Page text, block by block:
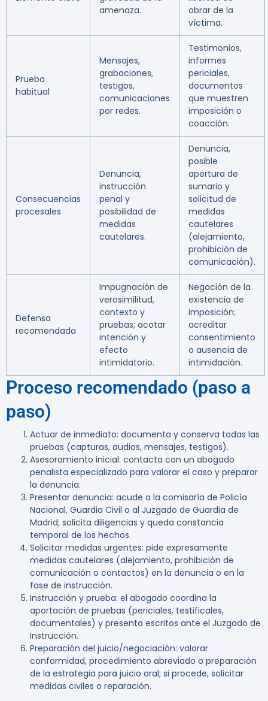
amenaza.
obrar de la
víctima.
Prueba
habitual
Mensajes,
grabaciones,
testigos,
comunicaciones
por redes.
Testimonios,
informes
periciales,
documentos
que muestren
imposición o
coacción.
Consecuencias
procesales
Denuncia,
instrucción
penal y
posibilidad de
medidas
cautelares.
Denuncia,
posible
apertura de
sumario y
solicitud de
medidas
cautelares
(alejamiento,
prohibición de
comunicación).
Defensa
recomendada
Impugnación de
verosimilitud,
contexto y
pruebas; acotar
intención y
efecto
intimidatorio.
Negación de la
existencia de
imposición;
acreditar
consentimiento
o ausencia de
intimidación.
Proceso recomendado (paso a
paso)
Actuar de inmediato: documenta y conserva todas las
pruebas (capturas, audios, mensajes, testigos).
Asesoramiento inicial: contacta con un abogado
penalista especializado para valorar el caso y preparar
la denuncia.
Presentar denuncia: acude a la comisaría de Policía
Nacional, Guardia Civil o al Juzgado de Guardia de
Madrid; solicita diligencias y queda constancia
temporal de los hechos.
Solicitar medidas urgentes: pide expresamente
medidas cautelares (alejamiento, prohibición de
comunicación o contactos) en la denuncia o en la
fase de instrucción.
Instrucción y prueba: el abogado coordina la
aportación de pruebas (periciales, testificales,
documentales) y presenta escritos ante el Juzgado de
Instrucción.
Preparación del juicio/negociación: valorar
conformidad, procedimiento abreviado o preparación
de la estrategia para juicio oral; si procede, solicitar
medidas civiles o reparación.